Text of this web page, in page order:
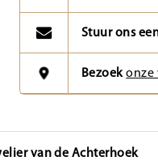
Stuur ons
Bezoekonze
van de Achterhoek